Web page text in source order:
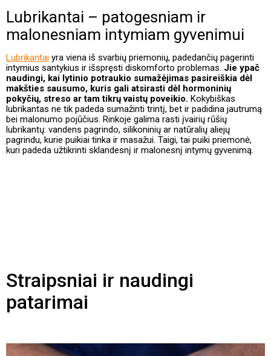
Lubrikantai – patogesniam ir
malonesniam intymiam gyvenimui
Lubrikantai yra viena iš svarbių priemonių, padedančių pagerinti
intymius santykius ir išspręsti diskomforto problemas. Jie ypač
naudingi, kai lytinio potraukio sumažėjimas pasireiškia dėl
makšties sausumo, kuris gali atsirasti dėl hormoninių
pokyčių, streso ar tam tikrų vaistų poveikio. Kokybiškas
lubrikantas ne tik padeda sumažinti trintį, bet ir padidina jautrumą
bei malonumo pojūčius. Rinkoje galima rasti įvairių rūšių
lubrikantų: vandens pagrindo, silikoninių ar natūralių aliejų
pagrindu, kurie puikiai tinka ir masažui. Taigi, tai puiki priemonė,
kuri padeda užtikrinti sklandesnį ir malonesnį intymų gyvenimą.
Straipsniai ir naudingi
patarimai